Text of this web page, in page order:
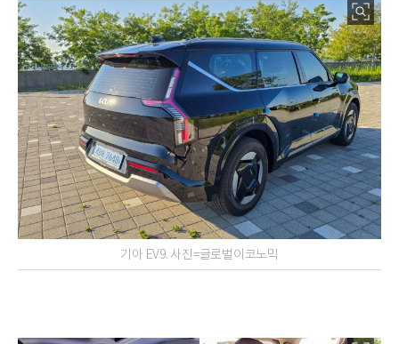
기아 EV9. 사진=글로벌이코노믹